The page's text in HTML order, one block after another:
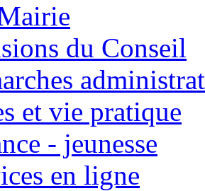
du Conseil
et vie pratique
- jeunesse
en ligne